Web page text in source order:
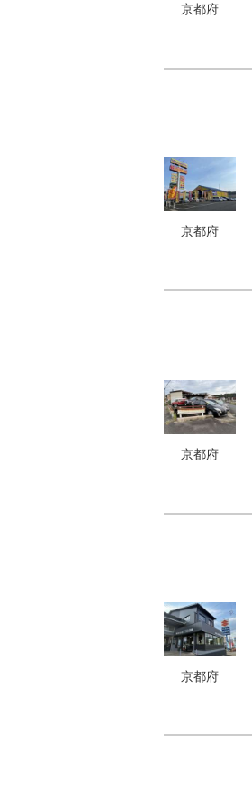
京都府
京都府
京都府
京都府